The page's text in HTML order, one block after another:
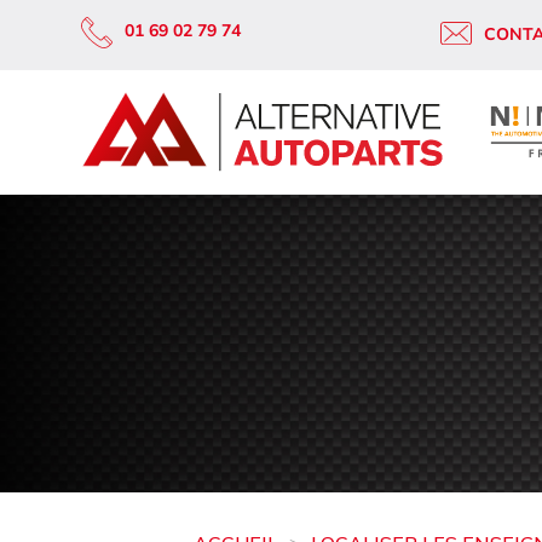
01 69 02 79 74